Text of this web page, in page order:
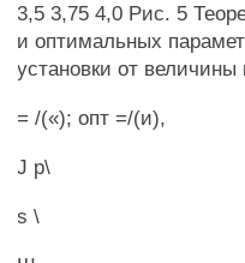
3,5 3,75 4,0 Рис. 5
и оптимальных
установки от
= /(«); опт =/(и),
J р\
s \